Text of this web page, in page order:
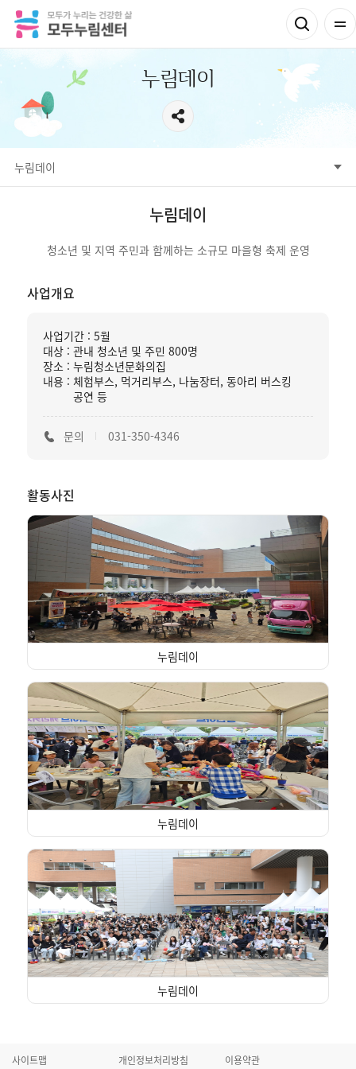
누림데이
누림데이
누림데이
청소년 및 지역 주민과 함께하는 소규모 마을형 축제 운영
사업개요
사업기간 : 5월
대상 : 관내 청소년 및 주민 800명
장소 : 누림청소년문화의집
내용 : 체험부스, 먹거리부스, 나눔장터, 동아리 버스킹
공연 등
문의 031-350-4346
활동사진
누림데이
누림데이
누림데이
사이트맵 개인정보처리방침 이용약관